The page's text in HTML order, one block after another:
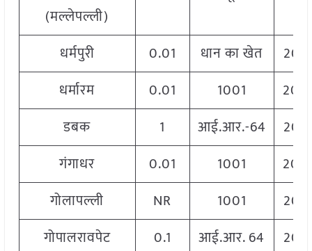
(मल्लेपल्ली)
धर्मपुरी 0.01 धान का खेत
धर्मारम
0.01 1001
डबक
1 आई.आर.-64
गंगाधर
0.01 1001
गोलापल्ली
NR 1001
गोपालरावपेट
0.1 आई.आर. 64